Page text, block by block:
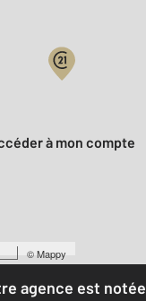
©Mappy
à mon compte
agence est notée